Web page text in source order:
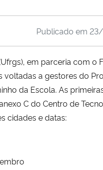
Publicado em
em parceria com
a gestores do
da Escola. As
C do Centro de
cidades e datas: